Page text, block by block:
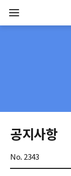
공지사항
No. 2343